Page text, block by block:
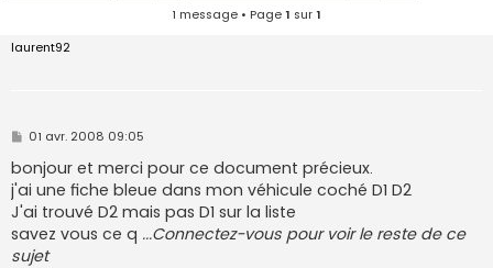
1 message • Page1 sur1
laurent92
M
s
s
a
g
e
01 avr. 2008 09:05
bonjour et merci pour ce document précieux.
j'ai une fiche bleue dans mon véhicule coché D1 D2
J'ai trouvé D2 mais pas D1 sur la liste
savez vous ce q ...Connectez-vous pour voir le reste de ce
sujet